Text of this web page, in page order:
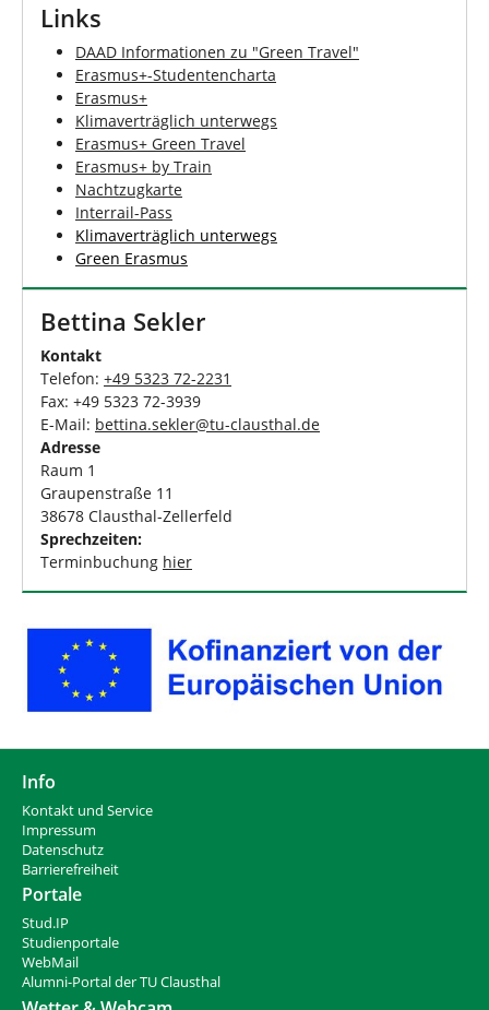
Links
DAAD Informationen zu "Green Travel"
Erasmus+-Studentencharta
Erasmus+
Klimaverträglich unterwegs
Erasmus+ Green Travel
Erasmus+ by Train
Nachtzugkarte
Interrail-Pass
Klimaverträglich unterwegs
Green Erasmus
Bettina Sekler
Kontakt
Telefon: +49 5323 72-2231
Fax: +49 5323 72-3939
E-Mail: bettina.sekler@tu-clausthal.de
Adresse
Raum 1
Graupenstraße 11
38678 Clausthal-Zellerfeld
Sprechzeiten:
Terminbuchung hier
Info
Kontakt und Service
Impressum
Datenschutz
Barrierefreiheit
Portale
Stud.IP
Studienportale
WebMail
Alumni-Portal der TU Clausthal